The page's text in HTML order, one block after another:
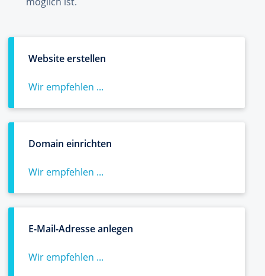
Website erstellen
Wir empfehlen ...
Domain einrichten
Wir empfehlen ...
E-Mail-Adresse anlegen
Wir empfehlen ...